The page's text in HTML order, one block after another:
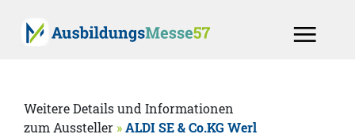
Weitere Details und Informationen
zum Aussteller »ALDI SE & Co.KG Werl